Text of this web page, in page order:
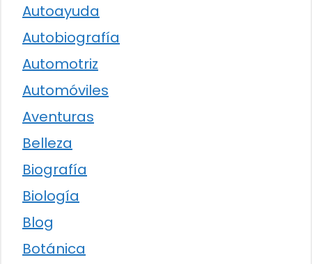
Autoayuda
Autobiografía
Automotriz
Automóviles
Aventuras
Belleza
Biografía
Biología
Blog
Botánica